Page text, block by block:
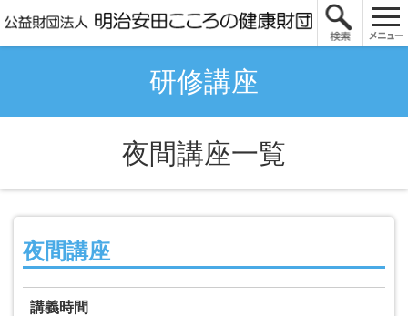
研修講座
夜間講座一覧
夜間講座
講義時間